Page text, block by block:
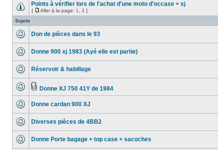
Points à vérifier lors de l'achat d'une moto d'occase + xj
[ Aller à la page: 1 2 ]
Sujets
Don de pièces dans le 93
Donne 900 xj 1983 (Ayé elle est partie)
Réservoir & habillage
Donne XJ 750 41Y de 1984
Donne cardan 900 XJ
Diverses pièces de 4BB2
Donne Porte bagage + top case + sacoches